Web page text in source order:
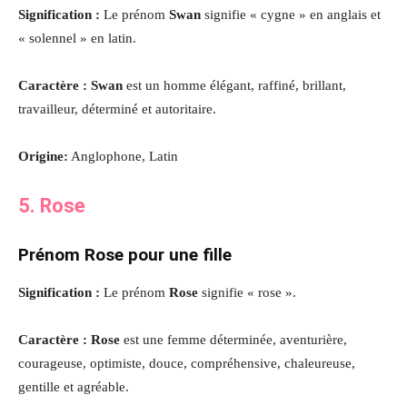
Signification : Le prénom Swan signifie « cygne » en anglais et
« solennel » en latin.
Caractère : Swan est un homme élégant, raffiné, brillant,
travailleur, déterminé et autoritaire.
Origine: Anglophone, Latin
5. Rose
Prénom Rose pour une fille
Signification : Le prénom Rose signifie « rose ».
Caractère : Rose est une femme déterminée, aventurière,
courageuse, optimiste, douce, compréhensive, chaleureuse,
gentille et agréable.